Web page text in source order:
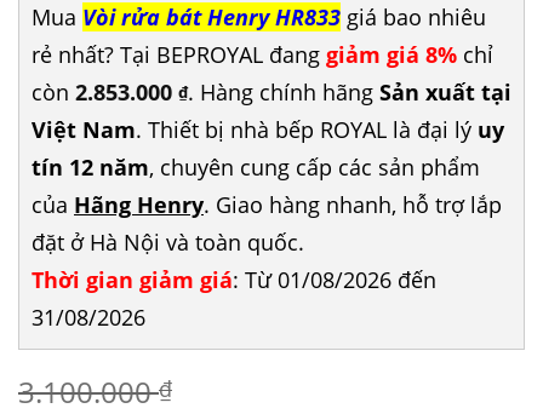
Mua Vòi rửa bát Henry HR833 giá bao nhiêu
rẻ nhất? Tại BEPROYAL đang giảm giá 8% chỉ
còn 2.853.000 ₫. Hàng chính hãng Sản xuất tại
Việt Nam. Thiết bị nhà bếp ROYAL là đại lý uy
tín 12 năm, chuyên cung cấp các sản phẩm
của Hãng Henry. Giao hàng nhanh, hỗ trợ lắp
đặt ở Hà Nội và toàn quốc.
Thời gian giảm giá: Từ 01/08/2026 đến
31/08/2026
3.100.000₫